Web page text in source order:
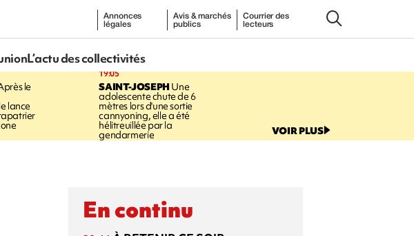
Annonces
légales
Avis & marchés
publics
Courrier des
lecteurs
L’actu des collectivités
le
lance
19:05
SAINT-JOSEPHUne
adolescente chute de 6
mètres lors d'une sortie
cannyoning, elle a été
hélitreuillée par la
gendarmerie VOIR PLUS
En continu